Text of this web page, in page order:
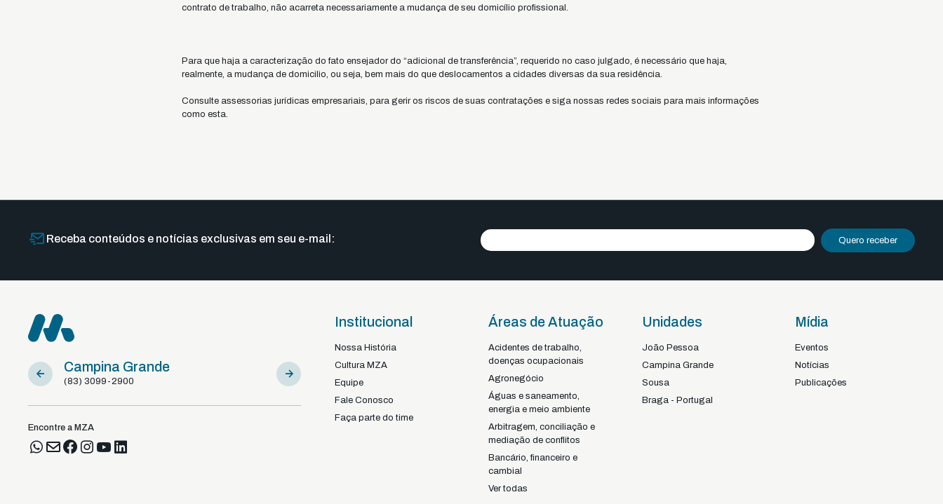
contrato de trabalho, não acarreta necessariamente a mudança de seu domicílio profissional.
Para que haja a caracterização do fato ensejador do “adicional de transferência”, requerido no caso julgado, é necessário que haja,
realmente, a mudança de domicilio, ou seja, bem mais do que deslocamentos a cidades diversas da sua residência.
Consulte assessorias jurídicas empresariais, para gerir os riscos de suas contratações e siga nossas redes sociais para mais informações
como esta.
Receba conteúdos e notícias exclusivas em seu e-mail: Quero receber
Campina Grande
(83) 3099-2900
Sousa
(83) 98122-92925
Braga - Portugal
+351
Encontre a MZA
Institucional
Nossa História
Cultura MZA
Equipe
Fale Conosco
Faça parte do time
Áreas de Atuação
Acidentes de trabalho,
doenças ocupacionais
Agronegócio
Águas e saneamento,
energia e meio ambiente
Arbitragem, conciliação e
mediação de conflitos
Bancário, financeiro e
cambial
Ver todas
Unidades
João Pessoa
Campina Grande
Sousa
Braga - Portugal
Mídia
Eventos
Notícias
Publicações